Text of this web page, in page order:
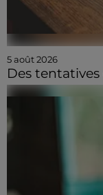
5 août 2026
Des